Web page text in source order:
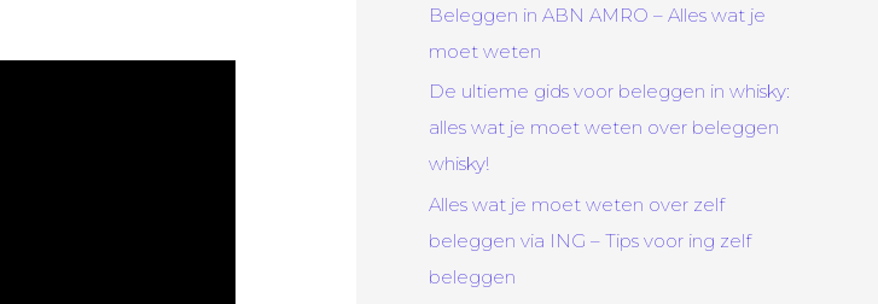
Beleggen in ABN AMRO – Alles wat je
moet weten
De ultieme gids voor beleggen in whisky:
alles wat je moet weten over beleggen
whisky!
Alles wat je moet weten over zelf
beleggen via ING – Tips voor ing zelf
beleggen